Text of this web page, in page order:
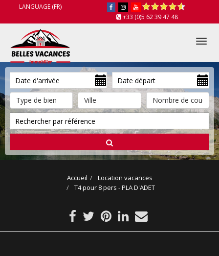
LANGUAGE (FR)
+33 (0)5 62 39 47 48
Accueil
Location vacances
T4 pour 8 pers - PLA D'ADET